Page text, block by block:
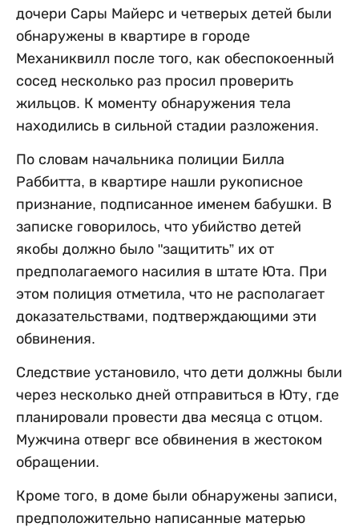
дочери Сары Майерс и четверых детей были
обнаружены в квартире в городе
Механиквилл после того, как обеспокоенный
сосед несколько раз просил проверить
жильцов. К моменту обнаружения тела
находились в сильной стадии разложения.
По словам начальника полиции Билла
Раббитта, в квартире нашли рукописное
признание, подписанное именем бабушки. В
записке говорилось, что убийство детей
якобы должно было "защитить” их от
предполагаемого насилия в штате Юта. При
этом полиция отметила, что не располагает
доказательствами, подтверждающими эти
обвинения.
Следствие установило, что дети должны были
через несколько дней отправиться в Юту, где
планировали провести два месяца с отцом.
Мужчина отверг все обвинения в жестоком
обращении.
Кроме того, в доме были обнаружены записи,
предположительно написанные матерью